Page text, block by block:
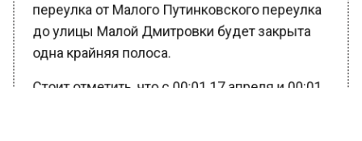
переулка от Малого Путинковского переулка
до улицы Малой Дмитровки будет закрыта
одна крайняя полоса.
Стоит отметить, что с 00:01 17 апреля и 00:01